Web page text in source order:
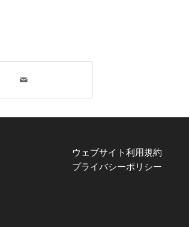
ウェブサイト利用規約
プライバシーポリシー